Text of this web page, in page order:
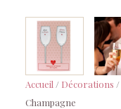
Accueil / Décorations /
Champagne